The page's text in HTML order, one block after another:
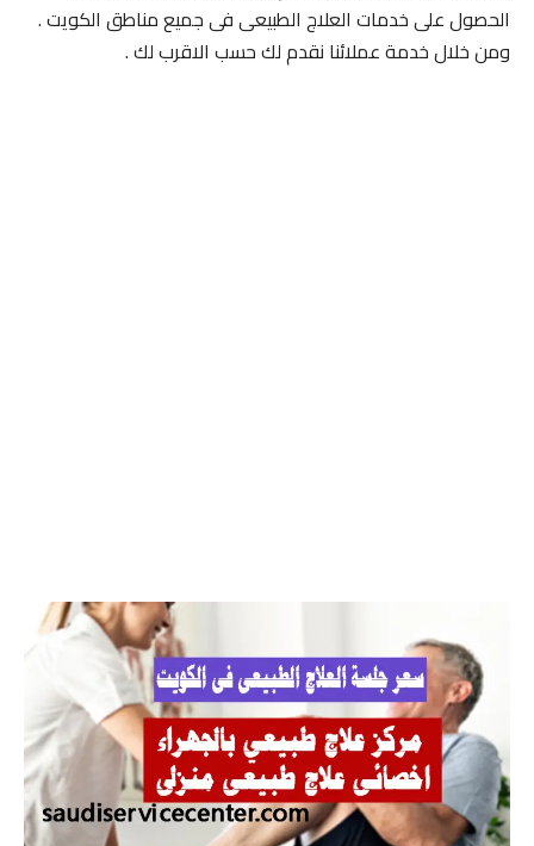
الحصول على خدمات العلاج الطبيعى فى جميع مناطق الكويت .
ومن خلال خدمة عملائنا نقدم لك حسب الاقرب لك .